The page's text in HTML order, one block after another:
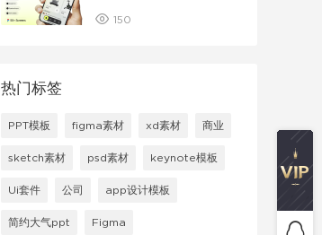
150
热门标签
PPT模板 figma素材 xd素材 商业
sketch素材 psd素材 keynote模板
Ui套件 公司 app设计模板
简约大气ppt Figma